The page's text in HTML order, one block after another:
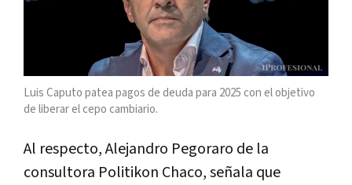
Luis Caputo patea pagos de deuda para 2025 con el objetivo
de liberar el cepo cambiario.
Al respecto, Alejandro Pegoraro de la
consultora Politikon Chaco, señala que